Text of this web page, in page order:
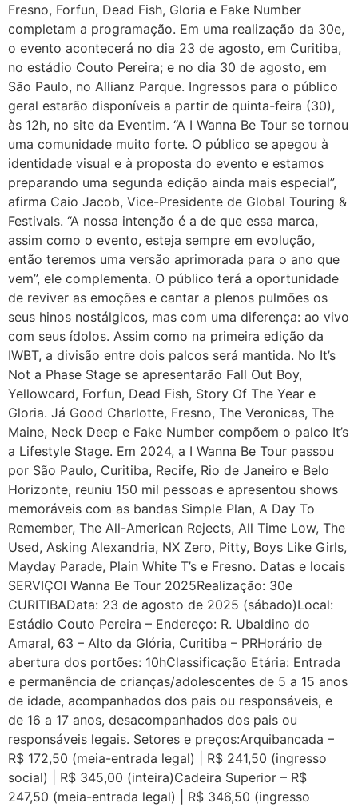
Fresno, Forfun, Dead Fish, Gloria e Fake Number
completam a programação. Em uma realização da 30e,
o evento acontecerá no dia 23 de agosto, em Curitiba,
no estádio Couto Pereira; e no dia 30 de agosto, em
São Paulo, no Allianz Parque. Ingressos para o público
geral estarão disponíveis a partir de quinta-feira (30),
às 12h, no site da Eventim. “A I Wanna Be Tour se tornou
uma comunidade muito forte. O público se apegou à
identidade visual e à proposta do evento e estamos
preparando uma segunda edição ainda mais especial”,
afirma Caio Jacob, Vice-Presidente de Global Touring &
Festivals. “A nossa intenção é a de que essa marca,
assim como o evento, esteja sempre em evolução,
então teremos uma versão aprimorada para o ano que
vem”, ele complementa. O público terá a oportunidade
de reviver as emoções e cantar a plenos pulmões os
seus hinos nostálgicos, mas com uma diferença: ao vivo
com seus ídolos. Assim como na primeira edição da
IWBT, a divisão entre dois palcos será mantida. No It’s
Not a Phase Stage se apresentarão Fall Out Boy,
Yellowcard, Forfun, Dead Fish, Story Of The Year e
Gloria. Já Good Charlotte, Fresno, The Veronicas, The
Maine, Neck Deep e Fake Number compõem o palco It’s
a Lifestyle Stage. Em 2024, a I Wanna Be Tour passou
por São Paulo, Curitiba, Recife, Rio de Janeiro e Belo
Horizonte, reuniu 150 mil pessoas e apresentou shows
memoráveis com as bandas Simple Plan, A Day To
Remember, The All-American Rejects, All Time Low, The
Used, Asking Alexandria, NX Zero, Pitty, Boys Like Girls,
Mayday Parade, Plain White T’s e Fresno. Datas e locais
SERVIÇOI Wanna Be Tour 2025Realização: 30e
CURITIBAData: 23 de agosto de 2025 (sábado)Local:
Estádio Couto Pereira – Endereço: R. Ubaldino do
Amaral, 63 – Alto da Glória, Curitiba – PRHorário de
abertura dos portões: 10hClassificação Etária: Entrada
e permanência de crianças/adolescentes de 5 a 15 anos
de idade, acompanhados dos pais ou responsáveis, e
de 16 a 17 anos, desacompanhados dos pais ou
responsáveis legais. Setores e preços:Arquibancada –
R$ 172,50 (meia-entrada legal) | R$ 241,50 (ingresso
social) | R$ 345,00 (inteira)Cadeira Superior – R$
247,50 (meia-entrada legal) | R$ 346,50 (ingresso